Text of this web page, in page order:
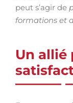
peut s’agir de
formations et
Un allié